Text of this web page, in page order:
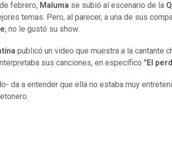
febrero, Maluma se subió al escenario de la
temas. Pero, al parecer, a una de sus
, no le gustó su show.
publicó un video que muestra a la cantante
sus canciones, en específico "El
da a entender que ella no estaba muy